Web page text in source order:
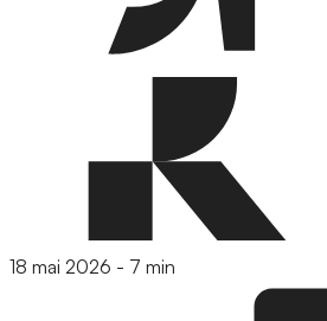
18 mai 2026 - 7 min